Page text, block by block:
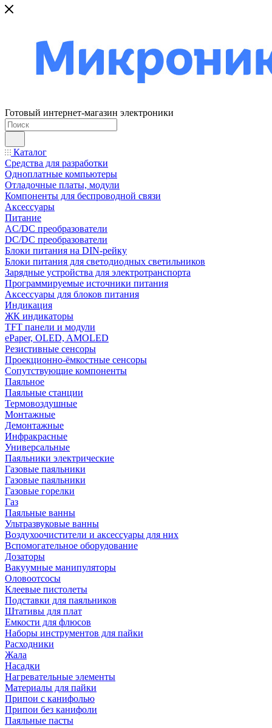
Готовый интернет-магазин электроники
Каталог
Средства для разработки
Одноплатные компьютеры
Отладочные платы, модули
Компоненты для беспроводной связи
Аксессуары
Питание
AC/DC преобразователи
DC/DC преобразователи
Блоки питания на DIN-рейку
Блоки питания для светодиодных светильников
Зарядные устройства для электротранспорта
Программируемые источники питания
Аксессуары для блоков питания
Индикация
ЖК индикаторы
TFT панели и модули
ePaper, OLED, AMOLED
Резистивные сенсоры
Проекционно-ёмкостные сенсоры
Сопутствующие компоненты
Паяльное
Паяльные станции
Термовоздушные
Монтажные
Демонтажные
Инфракрасные
Универсальные
Паяльники электрические
Газовые паяльники
Газовые паяльники
Газовые горелки
Газ
Паяльные ванны
Ультразвуковые ванны
Воздухоочистители и аксессуары для них
Вспомогательное оборудование
Дозаторы
Вакуумные манипуляторы
Оловоотсосы
Клеевые пистолеты
Подставки для паяльников
Штативы для плат
Емкости для флюсов
Наборы инструментов для пайки
Расходники
Жала
Насадки
Нагревательные элементы
Материалы для пайки
Припои с канифолью
Припои без канифоли
Паяльные пасты